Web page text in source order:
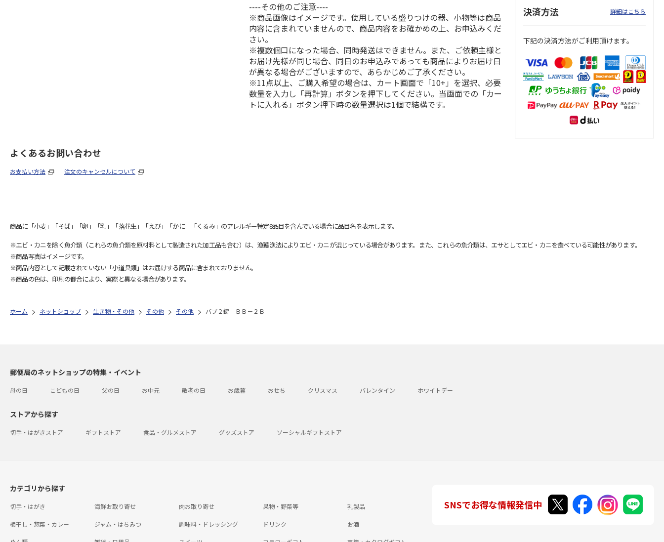
----その他のご注意----
※商品画像はイメージです。使用している盛りつけの器、小物等は商品
内容に含まれていませんので、商品内容をお確かめの上、お申込みくだ
さい。
※複数個口になった場合、同時発送はできません。また、ご依頼主様と
お届け先様が同じ場合、同日のお申込みであっても商品によりお届け日
が異なる場合がございますので、あらかじめご了承ください。
※11点以上、ご購入希望の場合は、カート画面で「10+」を選択、必要
数量を入力し「再計算」ボタンを押下してください。当画面での「カー
トに入れる」ボタン押下時の数量選択は1個で結構です。
決済方法 詳細はこちら
下記の決済方法がご利用頂けます。
よくあるお問い合わせ
お支払い方法 注文のキャンセルについて
商品に「小麦」「そば」「卵」「乳」「落花生」「えび」「かに」「くるみ」のアレルギー特定8品目を含んでいる場合に品目名を表示します。
※エビ・カニを除く魚介類（これらの魚介類を原材料として製造された加工品も含む）は、漁獲漁法によりエビ・カニが混じっている場合があります。また、これらの魚介類は、エサとしてエビ・カニを食べている可能性があります。
※商品写真はイメージです。
※商品内容として記載されていない「小道具類」はお届けする商品に含まれておりません。
※商品の色は、印刷の都合により、実際と異なる場合があります。
ホーム ネットショップ 生き物・その他 その他 その他 バブ２錠 ＢＢ－２Ｂ
郵便局のネットショップの特集・イベント
母の日 こどもの日 父の日 お中元 敬老の日 お歳暮 おせち クリスマス バレンタイン ホワイトデー
ストアから探す
切手・はがきストア ギフトストア 食品・グルメストア グッズストア ソーシャルギフトストア
カテゴリから探す
切手・はがき 海鮮お取り寄せ 肉お取り寄せ 果物・野菜等 乳製品
梅干し・惣菜・カレー ジャム・はちみつ 調味料・ドレッシング ドリンク お酒
SNSでお得な情報発信中